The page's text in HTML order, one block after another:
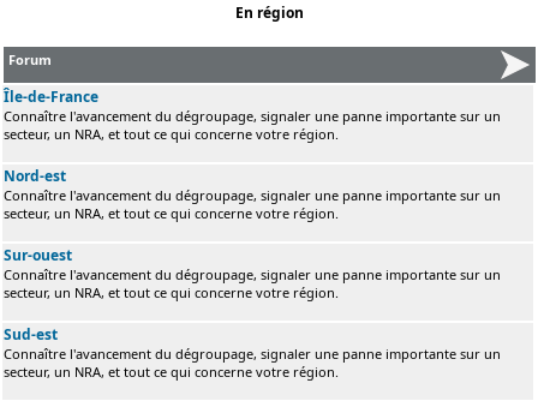
En région
Forum
Île-de-France
Connaître l'avancement du dégroupage, signaler une panne importante sur un
secteur, un NRA, et tout ce qui concerne votre région.
Nord-est
Connaître l'avancement du dégroupage, signaler une panne importante sur un
secteur, un NRA, et tout ce qui concerne votre région.
Sur-ouest
Connaître l'avancement du dégroupage, signaler une panne importante sur un
secteur, un NRA, et tout ce qui concerne votre région.
Sud-est
Connaître l'avancement du dégroupage, signaler une panne importante sur un
secteur, un NRA, et tout ce qui concerne votre région.